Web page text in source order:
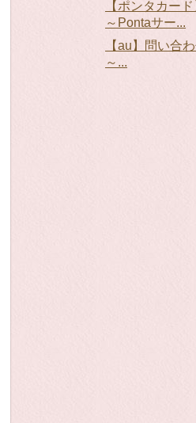
【ポンタカー
～Pontaサー...
【au】問い合
～...